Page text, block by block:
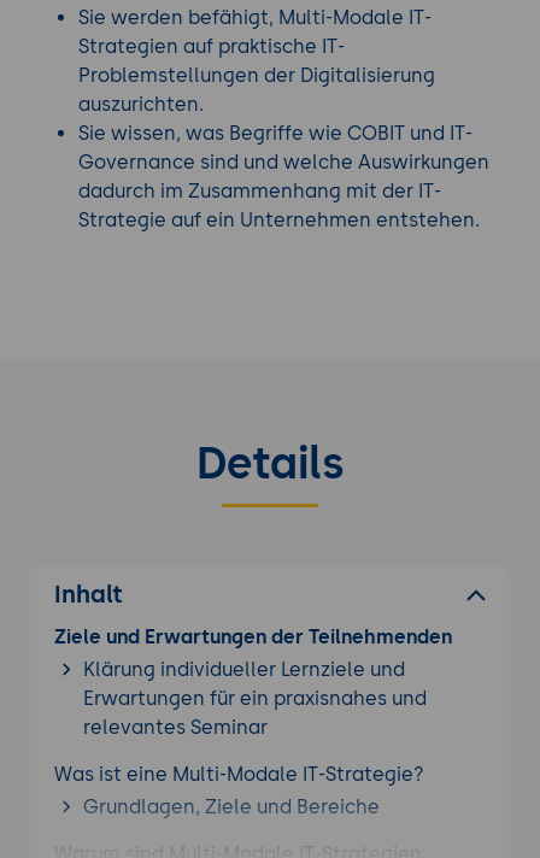
Schritten in Richtung Digitalisierung, bei denen
Cloud Computing eine zentrale Rolle spielt.
Dadurch können Digitalisierungsprojekte
gefährdet werden und es entsteht eine höhere
Tendenz zu Schatten-IT, bei der Fachabteilungen
die hauseigene IT und offizielle Richtlinien
umgehen und eigene Lösungen implementieren.
Multi-Modale IT-Strategien sind also der Erfolg in
Sie werden befähigt, Multi-Modale IT-
Strategien auf praktische IT-
Problemstellungen der Digitalisierung
auszurichten.
Sie wissen, was Begriffe wie COBIT und IT-
Governance sind und welche Auswirkungen
dadurch im Zusammenhang mit der IT-
Strategie auf ein Unternehmen entstehen.
Details
Inhalt
Ziele und Erwartungen der Teilnehmenden
Klärung individueller Lernziele und
Erwartungen für ein praxisnahes und
relevantes Seminar
Was ist eine Multi-Modale IT-Strategie?
Grundlagen, Ziele und Bereiche